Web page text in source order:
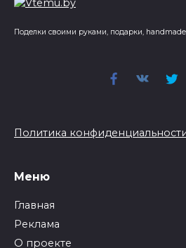
Поделки своими руками, подарки,
Политика
Меню
Главная
Реклама
О проекте